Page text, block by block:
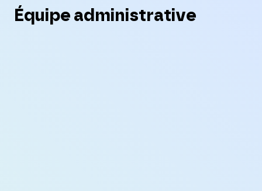
Équipe administrative